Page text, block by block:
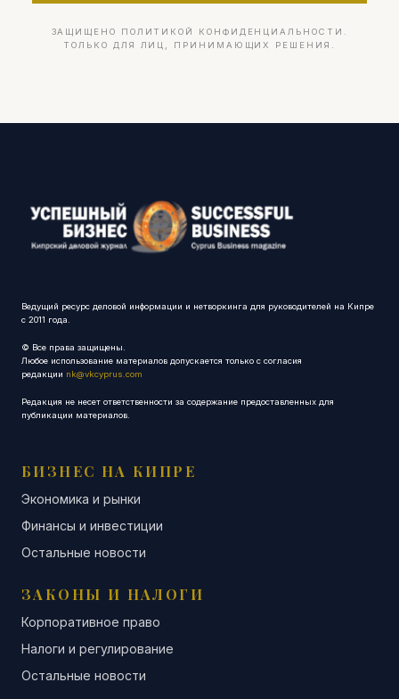
ЗАЩИЩЕНО ПОЛИТИКОЙ КОНФИДЕНЦИАЛЬНОСТИ.
ТОЛЬКО ДЛЯ ЛИЦ, ПРИНИМАЮЩИХ РЕШЕНИЯ.
Ведущий ресурс деловой информации и нетворкинга для руководителей на Кипре
с 2011 года.
© Все права защищены.
Любое использование материалов допускается только с согласия
редакции nk@vkcyprus.com
Редакция не несет ответственности за содержание предоставленных для
публикации материалов.
БИЗНЕС НА КИПРЕ
Экономика и рынки
Финансы и инвестиции
Остальные новости
ЗАКОНЫ И НАЛОГИ
Корпоративное право
Налоги и регулирование
Остальные новости